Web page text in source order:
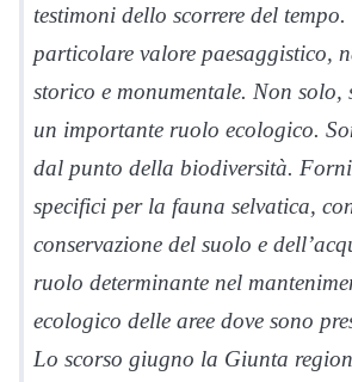
testimoni dello scorrere del
particolare valore paesaggistico,
storico e monumentale. Non solo,
un importante ruolo ecologico.
dal punto della biodiversità.
specifici per la fauna selvatica,
conservazione del suolo e
ruolo determinante nel
ecologico delle aree dove sono
Lo scorso giugno la Giunta